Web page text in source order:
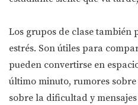
Los grupos de clase también
estrés. Son útiles para
pueden convertirse en
último minuto, rumores
sobre la dificultad y